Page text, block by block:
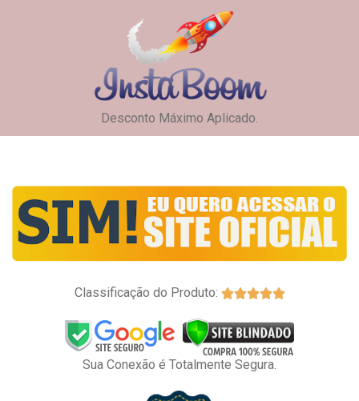
Desconto Máximo Aplicado.
Classificação do Produto: 
Sua Conexão é Totalmente Segura.